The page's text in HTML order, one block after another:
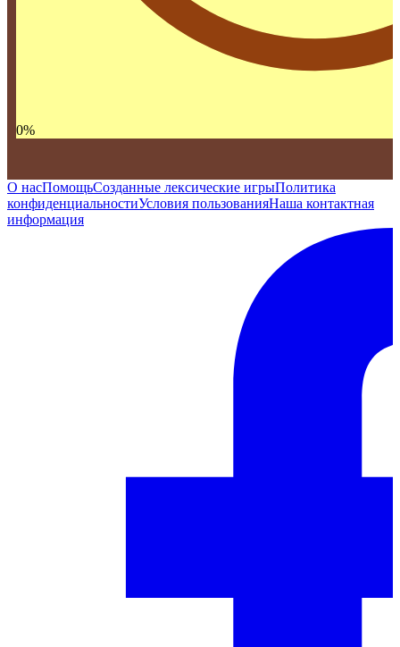
0%
О насПомощьСозданные лексические игрыПолитика
конфиденциальностиУсловия пользованияНаша контактная
информация